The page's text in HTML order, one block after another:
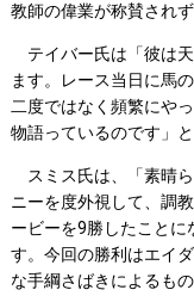
教師の偉業が称賛され
テイバー氏は「彼は
ます。レース当日に馬
二度ではなく頻繁にや
物語っているのです」と
スミス氏は、「素晴
ニーを度外視して、調
ービーを9勝したことに
す。今回の勝利はエイ
な手綱さばきによるも